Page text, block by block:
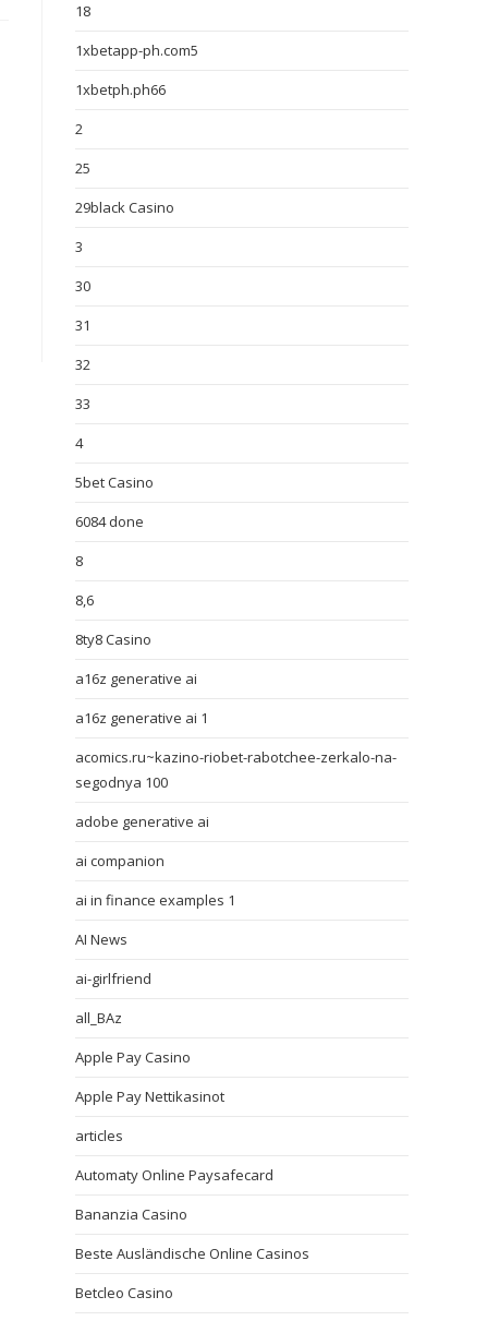
18
1xbetapp-ph.com5
1xbetph.ph66
2
25
29black Casino
3
30
31
32
33
4
5bet Casino
6084 done
8
8,6
8ty8 Casino
a16z generative ai
a16z generative ai 1
acomics.ru~kazino-riobet-rabotchee-zerkalo-na-
segodnya 100
adobe generative ai
ai companion
ai in finance examples 1
AI News
ai-girlfriend
all_BAz
Apple Pay Casino
Apple Pay Nettikasinot
articles
Automaty Online Paysafecard
Bananzia Casino
Beste Ausländische Online Casinos
Betcleo Casino